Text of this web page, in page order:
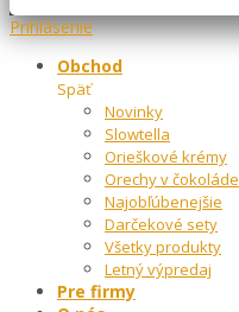
Prihlásenie
Obchod
Späť
Novinky
Slowtella
Orieškové krémy
Orechy v čokoláde
Najobľúbenejšie
Darčekové sety
Všetky produkty
Letný výpredaj
Pre firmy